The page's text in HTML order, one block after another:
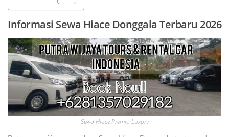
Informasi Sewa Hiace Donggala Terbaru 2026
Sewa Hiace Premio Luxury